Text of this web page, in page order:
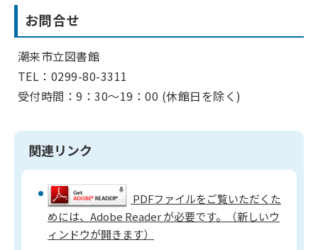
お問合せ
潮来市立図書館
TEL：0299-80-3311
受付時間：9：30～19：00 (休館日を除く)
関連リンク
PDFファイルをご覧いただくた
めには、Adobe Reader が必要です。（新しいウ
ィンドウが開きます）